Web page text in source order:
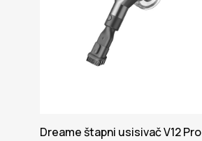
Dreame štapni usisivač V12 Pro